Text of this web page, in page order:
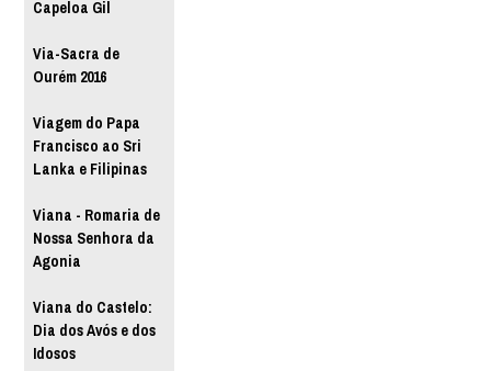
Capeloa Gil
Via-Sacra de
Ourém 2016
Viagem do Papa
Francisco ao Sri
Lanka e Filipinas
Viana - Romaria de
Nossa Senhora da
Agonia
Viana do Castelo:
Dia dos Avós e dos
Idosos